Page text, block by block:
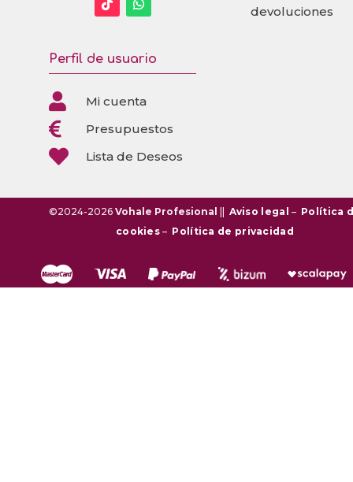
devoluciones
Perfil de usuario
 Mi cuenta
 Presupuestos
 Lista de Deseos
©2024-2026 Vohale Profesional || Aviso legal – Política
cookies– Política de privacidad